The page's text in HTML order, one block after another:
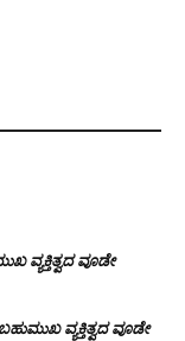
ವ್ಯಕ್ತಿತ್ವದ ವೂಡೇ
ಬಹುಮುಖ ವ್ಯಕ್ತಿತ್ವದ ವೂಡೇ